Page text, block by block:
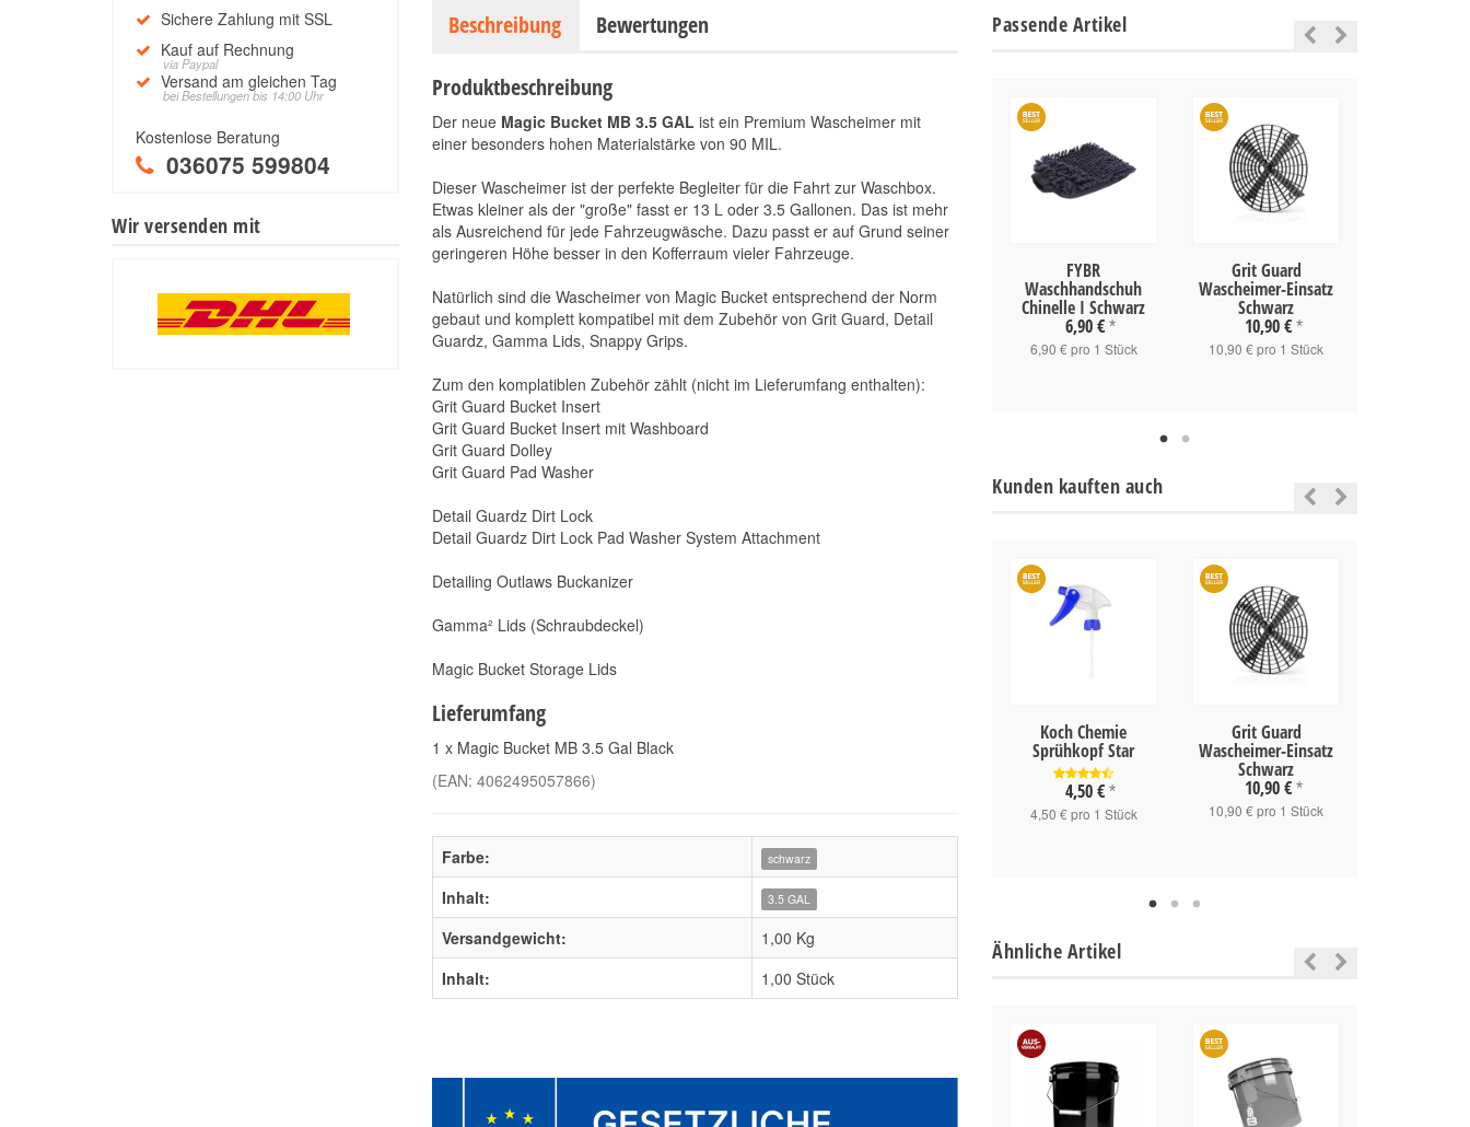
Beschreibung Bewertungen
Produktbeschreibung
Der neue Magic Bucket MB 3.5 GAL ist ein Premium Wascheimer mit
einer besonders hohen Materialstärke von 90 MIL.
Dieser Wascheimer ist der perfekte Begleiter für die Fahrt zur Waschbox.
Etwas kleiner als der "große" fasst er 13 L oder 3.5 Gallonen. Das ist mehr
als Ausreichend für jede Fahrzeugwäsche. Dazu passt er auf Grund seiner
geringeren Höhe besser in den Kofferraum vieler Fahrzeuge.
Natürlich sind die Wascheimer von Magic Bucket entsprechend der Norm
gebaut und komplett kompatibel mit dem Zubehör von Grit Guard, Detail
Guardz, Gamma Lids, Snappy Grips.
Zum den komplatiblen Zubehör zählt (nicht im Lieferumfang enthalten):
Grit Guard Bucket Insert
Grit Guard Bucket Insert mit Washboard
Grit Guard Dolley
Grit Guard Pad Washer
Detail Guardz Dirt Lock
Detail Guardz Dirt Lock Pad Washer System Attachment
Detailing Outlaws Buckanizer
Gamma² Lids (Schraubdeckel)
Magic Bucket Storage Lids
Lieferumfang
1 x Magic Bucket MB 3.5 Gal Black
(EAN: 4062495057866)
Farbe: schwarz
Inhalt: 3.5 GAL
Versandgewicht:
1,00 Kg
Inhalt:
1,00 Stück
Passende Artikel
Wascheimer-Einsatz
Schwarz
10,90 € *
10,90 € pro 1 Stück
solvent line 0,5 L
5,90 € *
5,90 € pro 1 Stück
FYBR
Waschhandschuh
Chinelle I Schwarz
6,90 € *
6,90 € pro 1 Stück
Grit Guard
Wascheimer-Einsatz
Schwarz
10,90 € *
10,90 € pro 1 Stück
Kunden kauften auch
Koch Chemie
Sprühkopf Star
4,50 € *
4,50 € pro 1 Stück
Grit Guard
Wascheimer-Einsatz
Schwarz
10,90 € *
10,90 € pro 1 Stück
Ähnliche Artikel
Sichere Zahlung mit SSL
Kauf auf Rechnung
via Paypal
Versand am gleichen Tag
bei Bestellungen bis 14:00 Uhr
Kostenlose Beratung
036075 599804
Wir versenden mit